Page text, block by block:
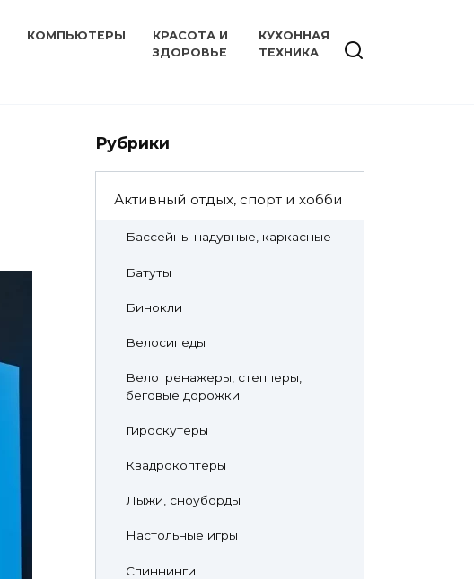
КОМПЬЮТЕРЫ
КРАСОТА И
ЗДОРОВЬЕ
КУХОННАЯ
ТЕХНИКА
Рубрики
Активный отдых, спорт и хобби
Бассейны надувные, каркасные
Батуты
Бинокли
Велосипеды
Велотренажеры, степперы,
беговые дорожки
Гироскутеры
Квадрокоптеры
Лыжи, сноуборды
Настольные игры
Спиннинги